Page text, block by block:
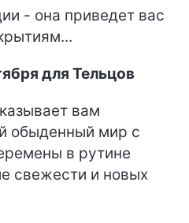
- она приведет вас
для Тельцов
вам
обыденный мир с
в рутине
свежести и новых